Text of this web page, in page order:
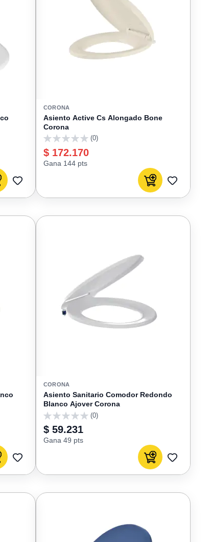
al carrito
AGREGAR
FAVORITOS
CORONA
Asiento Active Cs Alongado Bone
Corona
0
(0)
$ 172.170
Gana 144 pts
Agregar al carrito
AGREGAR
al carrito
AGREGAR
FAVORITOS
CORONA
Asiento Sanitario Comodor Redondo
Blanco Ajover Corona
0
(0)
$ 59.231
Gana 49 pts
Agregar al carrito
AGREGAR